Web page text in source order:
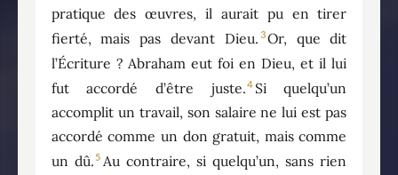
pratique des œuvres, il aurait pu en tirer
fierté, mais pas devant Dieu. 3Or, que dit
l’Écriture ? Abraham eut foi en Dieu, et il lui
fut accordé d’être juste.4 Si quelqu’un
accomplit un travail, son salaire ne lui est pas
accordé comme un don gratuit, mais comme
un dû.5 Au contraire, si quelqu’un, sans rien